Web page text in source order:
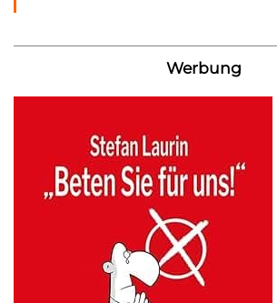
Werbung